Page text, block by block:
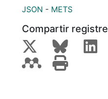
JSON - METS
Compartir registre